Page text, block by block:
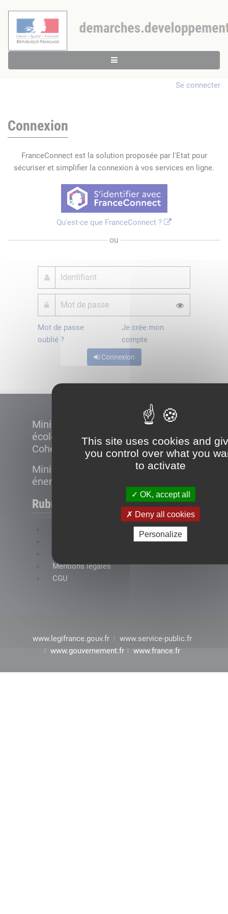
This site uses cookies and
you control over what you
to activate
OK, accept all
Deny all cookies
Personalize
Se connecter
Connexion
FranceConnect est la solution proposée par l'Etat pour
sécuriser et simplifier la connexion à vos services en ligne.
Qu'est-ce que FranceConnect ?
ou
Mot de passe
oublié ?
Je crée mon
compte
Connexion
Ministère de la Transition
écologique et de la
Cohésion des territoires
Ministère de la Transition
énergétique
Rubriques
Mentions légales
CGU
www.legifrance.gouv.fr
www.service-public.fr
www.gouvernement.fr
www.france.fr